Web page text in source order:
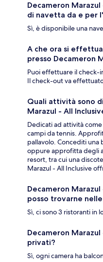
Decameron
di navetta da e per
Sì, è disponibile una
A che ora si
presso Decameron
Puoi effettuare il check-
Il check-out va
Quali attività sono
Marazul - All
Dedicati ad attività
campi da tennis.
pallavolo. Concediti una
oppure approfitta degli
resort, tra cui una
Marazul - All Inclusive
Decameron
posso trovarne
Sì, ci sono 3 ristoranti in
Decameron
privati?
Sì, ogni camera ha